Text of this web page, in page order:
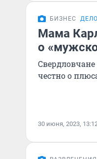
БИЗНЕС
Мама
о
честно о
30 июня, 2023,